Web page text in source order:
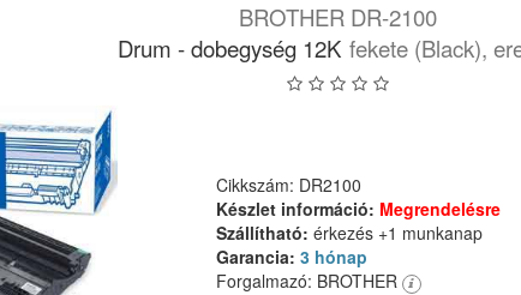
BROTHER DR-2100
Drum - dobegység 12K fekete (Black),
Cikkszám: DR2100
Készlet információ: Megrendelésre
Szállítható: érkezés +1 munkanap
Garancia: 3 hónap
Forgalmazó: BROTHER